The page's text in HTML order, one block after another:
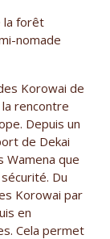
la forêt
nomade
Korowai de
rencontre
Depuis un
de Dekai
Wamena que
Du
Korowai par
en
Cela permet